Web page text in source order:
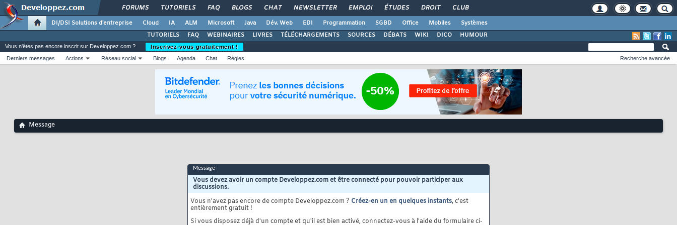
FORUMS TUTORIELS FAQ BLOGS CHAT NEWSLETTER EMPLOI ÉTUDES DROIT CLUB
DI/DSI Solutions d'entreprise Cloud IA ALM Microsoft Java Dév. Web EDI Programmation SGBD Office Mobiles
Systèmes
TUTORIELS
FAQ WEBINAIRES LIVRES TÉLÉCHARGEMENTS SOURCES DÉBATS WIKI DICO HUMOUR
Vous n'êtes pas encore inscrit sur Developpez.com ?
Inscrivez-vous gratuitement !
Derniers messages
Actions Réseau social Blogs Agenda Chat Règles Recherche avancée
Message
Message
Vous devez avoir un compte Developpez.com et être connecté pour pouvoir participer aux
discussions.
Vous n'avez pas encore de compte Developpez.com ? Créez-en un en quelques instants, c'est
entièrement gratuit !
Si vous disposez déjà d'un compte et qu'il est bien activé, connectez-vous à l'aide du formulaire ci-